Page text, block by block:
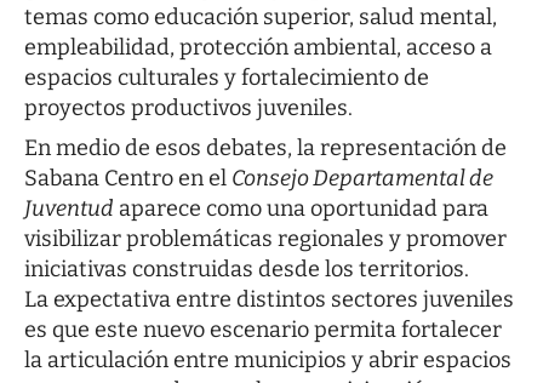
temas como educación superior, salud mental,
empleabilidad, protección ambiental, acceso a
espacios culturales y fortalecimiento de
proyectos productivos juveniles.
En medio de esos debates, la representación de
Sabana Centro en el Consejo Departamental de
Juventud aparece como una oportunidad para
visibilizar problemáticas regionales y promover
iniciativas construidas desde los territorios.
La expectativa entre distintos sectores juveniles
es que este nuevo escenario permita fortalecer
la articulación entre municipios y abrir espacios